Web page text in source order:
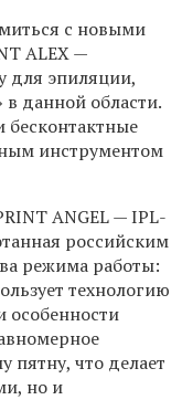
с новыми
ALEX —
для эпиляции,
данной области.
бесконтактные
инструментом
ANGEL — IPL-
российским
режима работы:
технологию
особенности
пятну, что делает
но и